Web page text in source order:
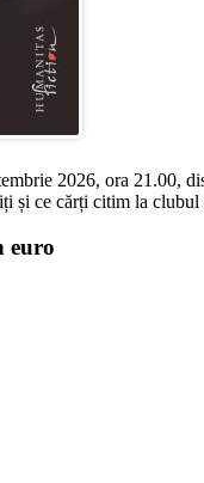
2026, ora 21.00,
și ce cărți citim la
euro